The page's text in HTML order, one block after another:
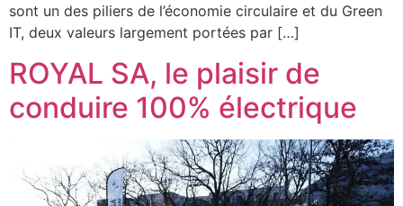
sont un des piliers de l’économie circulaire et du Green
IT, deux valeurs largement portées par […]
ROYAL SA, le plaisir de
conduire 100% électrique